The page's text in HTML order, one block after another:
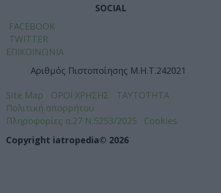
SOCIAL
FACEBOOK
TWITTER
ΕΠΙΚΟΙΝΩΝΙΑ
Αριθμός Πιστοποίησης Μ.Η.Τ.242021
Site Map ΟΡΟΙ ΧΡΗΣΗΣ
ΤΑΥΤΟΤΗΤΑ
Πολιτική απορρήτου
Πληροφορίες α.27 Ν.5253/2025
Cookies
Copyright iatropedia© 2026